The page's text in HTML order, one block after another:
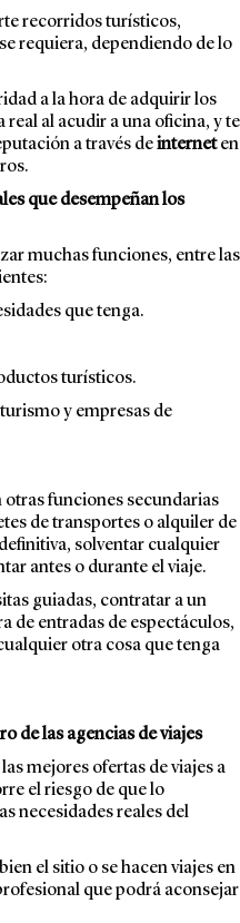
recorridos turísticos,
requiera, dependiendo de lo
a la hora de adquirir los
real al acudir a una oficina, y te
a través deinterneten
que desempeñan los
muchas funciones, entre las
que tenga.
turísticos.
y empresas de
otras funciones secundarias
de transportes o alquiler de
solventar cualquier
antes o durante el viaje.
guiadas, contratar a un
de entradas de espectáculos,
otra cosa que tenga
de las agencias de viajes
mejores ofertas de viajes a
el riesgo de que lo
necesidades reales del
el sitio o se hacen viajes en
que podrá aconsejar